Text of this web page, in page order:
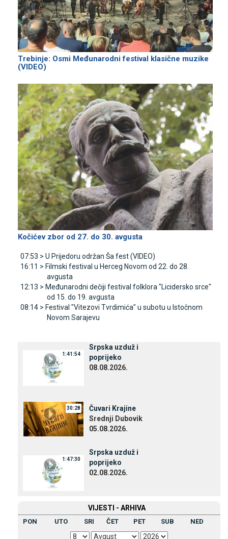
Trebinje: Osmi Međunarodni festival klasične muzike
(VIDEO)
Kočićev zbor od 27. do 30. avgusta
07:53 > U Prijedoru održan Ša fest (VIDEO)
16:11 > Filmski festival u Herceg Novom od 22. do 28.
avgusta
12:13 > Međunarodni dečiji festival folklora "Licidersko srce"
od 15. do 19. avgusta
08:14 > Festival "Vitezovi Tvrdimića" u subotu u Istočnom
Novom Sarajevu
1:41:54
Srpska uzduž i
poprijeko
08.08.2026.
30:28
Čuvari Krajine
Srednji Dubovik
05.08.2026.
1:47:30
Srpska uzduž i
poprijeko
02.08.2026.
VIЈESTI - ARHIVA
PON UTO SRI ČET PET SUB NED